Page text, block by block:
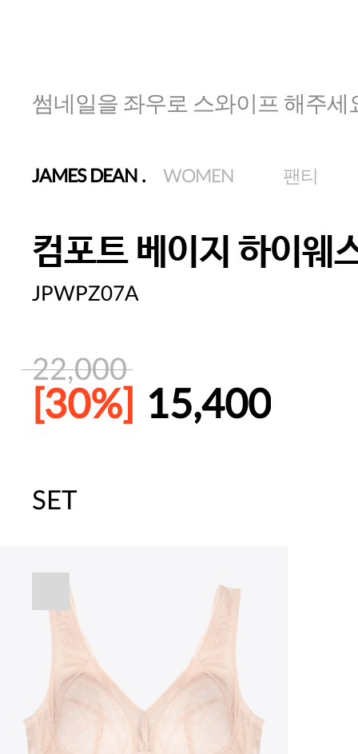
썸네일을 좌우로 스와이프 해주세
JAMES DEAN . WOMEN 팬티
컴포트 베이지 하이웨
JPWPZ07A
22,000
[30%] 15,400
주말특가 20%(8.7~8.9)/5만원 이
[썸머블프] 2만원 할인 쿠폰(8.1~31)
SET